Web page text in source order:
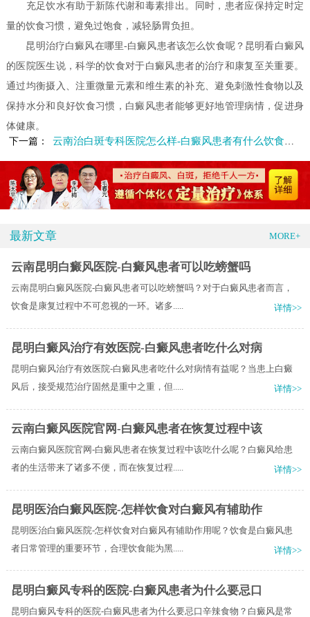
充足饮水有助于新陈代谢和毒素排出。同时，患者应保持定时定
量的饮食习惯，避免过饱食，减轻肠胃负担。
昆明治疗白癜风在哪里-白癜风患者该怎么饮食呢？昆明看白癜风
的医院医生说，科学的饮食对于白癜风患者的治疗和康复至关重要。
通过均衡摄入、注重微量元素和维生素的补充、避免刺激性食物以及
保持水分和良好饮食习惯，白癜风患者能够更好地管理病情，促进身
体健康。
下一篇：
云南治白斑专科医院怎么样-白癜风患者有什么饮食禁忌
最新文章 MORE+
云南昆明白癜风医院-白癜风患者可以吃螃蟹吗
云南昆明白癜风医院-白癜风患者可以吃螃蟹吗？对于白癜风患者而言，
饮食是康复过程中不可忽视的一环。诸多.....
详情>>
昆明白癜风治疗有效医院-白癜风患者吃什么对病
昆明白癜风治疗有效医院-白癜风患者吃什么对病情有益呢？当患上白癜
风后，接受规范治疗固然是重中之重，但.....
详情>>
云南白癜风医院官网-白癜风患者在恢复过程中该
云南白癜风医院官网-白癜风患者在恢复过程中该吃什么呢？白癜风给患
者的生活带来了诸多不便，而在恢复过程.....
详情>>
昆明医治白癜风医院-怎样饮食对白癜风有辅助作
昆明医治白癜风医院-怎样饮食对白癜风有辅助作用呢？饮食是白癜风患
者日常管理的重要环节，合理饮食能为黑.....
详情>>
昆明白癜风专科的医院-白癜风患者为什么要忌口
昆明白癜风专科的医院-白癜风患者为什么要忌口辛辣食物？白癜风是常